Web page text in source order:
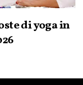
di yoga in